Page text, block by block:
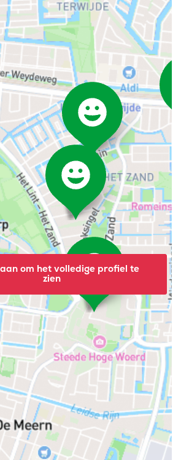
om het volledige profiel te
zien